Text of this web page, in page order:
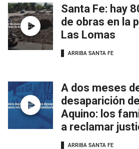
Santa Fe: hay
de obras en la
Las Lomas
ARRIBA SANTA FE
A dos meses
desaparición
Aquino: los
a reclamar
ARRIBA SANTA FE